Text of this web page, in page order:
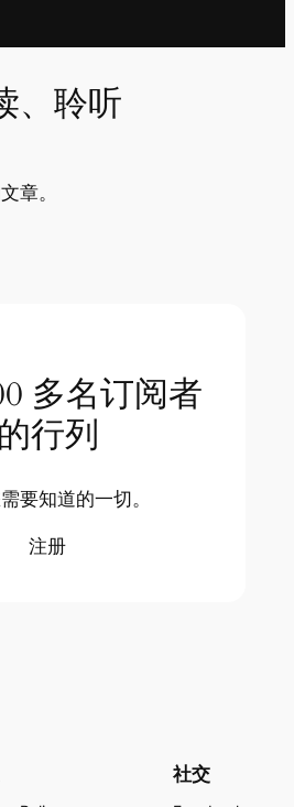
、聆听
章。
多名订阅者
的行列
要知道的一切。
注册
社交